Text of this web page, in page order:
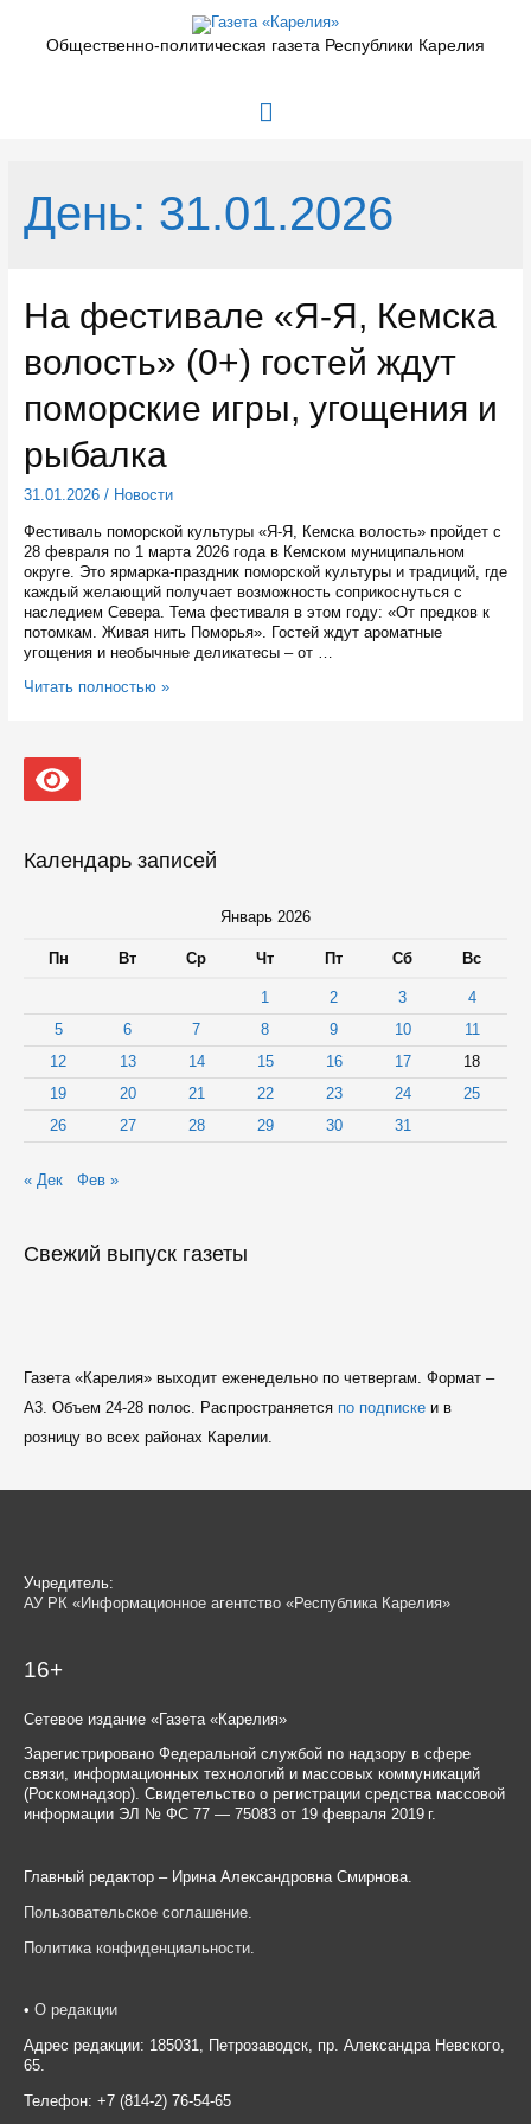
содержимомуОбщественно-политическая газета Республики Карелия
Главное
День: 31.01.2026
На фестивале «Я-Я, Кемска
волость» (0+) гостей ждут
поморские игры, угощения и
рыбалка
31.01.2026/ Новости
Фестиваль поморской культуры «Я-Я, Кемска волость» пройдет с
28 февраля по 1 марта 2026 года в Кемском муниципальном
округе. Это ярмарка-праздник поморской культуры и традиций, где
каждый желающий получает возможность соприкоснуться с
наследием Севера. Тема фестиваля в этом году: «От предков к
потомкам. Живая нить Поморья». Гостей ждут ароматные
угощения и необычные деликатесы – от …
На
Кемска
волость»
(0+)
поморские
рыбалка
Читать полностью »
Календарь записей
Январь 2026
Пн Вт Ср Чт Пт Сб Вс
1 2 3
4
5
6 7 8 9 10
11
12
13 14 15 16 17
18
19
20 21 22 23 24
25
26
27 28 29 30 31
« Дек Фев »
Свежий выпуск газеты
Газета «Карелия» выходит еженедельно по четвергам. Формат –
A3. Объем 24-28 полос. Распространяется по подпискеи в
розницу во всех районах Карелии.
Учредитель:
АУ РК «Информационное агентство «Республика Карелия»
16+
Сетевое издание «Газета «Карелия»
Зарегистрировано Федеральной службой по надзору в сфере
связи, информационных технологий и массовых коммуникаций
(Роскомнадзор). Свидетельство о регистрации средства массовой
информации ЭЛ № ФС 77 — 75083 от 19 февраля 2019 г.
Главный редактор – Ирина Александровна Смирнова.
Пользовательское соглашение
Политика конфиденциальности
• О редакции
Адрес редакции: 185031, Петрозаводск, пр. Александра Невского,
65.
Телефон: +7 (814-2) 76-54-65